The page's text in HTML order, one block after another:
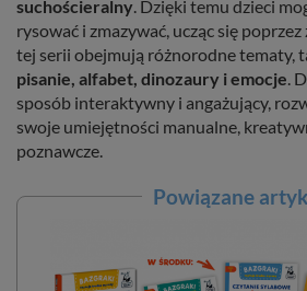
suchościeralny. Dzięki temu dzieci
rysować i zmazywać, ucząc się
tej serii obejmują różnorodne tematy,
pisanie, alfabet, dinozaury i emocje.
sposób interaktywny i angażujący,
swoje umiejętności manualne,
poznawcze.
Powiązane